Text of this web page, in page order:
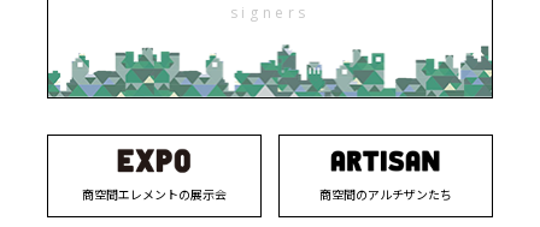
signers
商空間エレメントの展示会 商空間のアルチザンたち